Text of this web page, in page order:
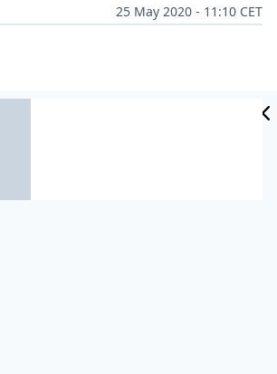
25 May 2020 - 11:10 CET
mucho tiempo más las